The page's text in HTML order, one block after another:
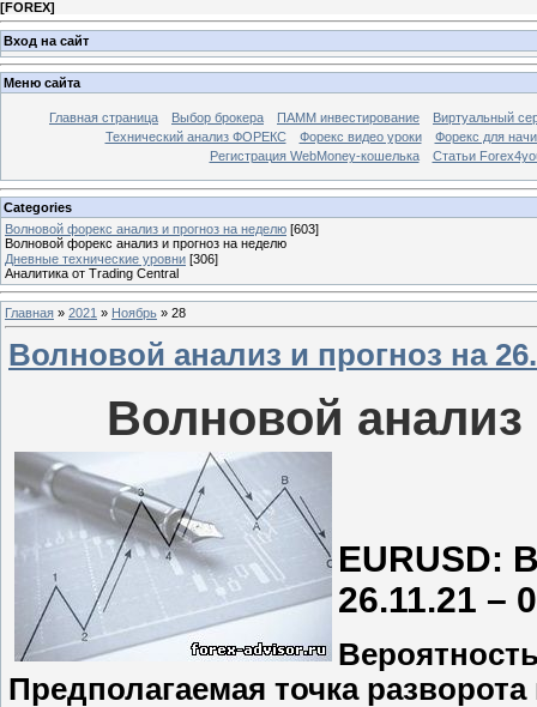
[FOREX]
Вход на сайт
Меню сайта
Главная страница Выбор брокера ПАММ инвестирование
Виртуальный
Технический анализ ФОРЕКС
Форекс видео уроки
Форекс для
Регистрация WebMoney-кошелька
Статьи
Categories
Волновой форекс анализ и прогноз на неделю [603]
Волновой форекс анализ и прогноз на неделю
Дневные технические уровни [306]
Аналитика от Trading Central
Главная » 2021 » Ноябрь » 28
Волновой анализ и прогноз на
Волновой анализ
EURUSD:
26.11.21 –
Предполагаемая точка